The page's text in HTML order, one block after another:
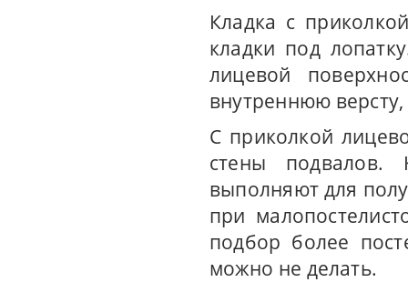
Кладка с
кладки под
лицевой
внутреннюю
С приколкой
стены подвалов.
выполняют для
при
подбор более
можно не делать.